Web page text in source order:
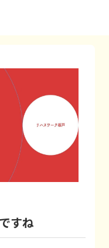
すね